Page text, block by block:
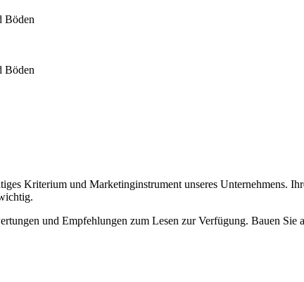
Böden
Böden
Kriterium und Marketinginstrument unseres Unternehmens.
und Empfehlungen zum Lesen zur Verfügung. Bauen